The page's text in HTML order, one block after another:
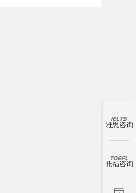
雅思咨询
托福咨询